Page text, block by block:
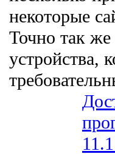
некоторые
Точно так же
устройства,